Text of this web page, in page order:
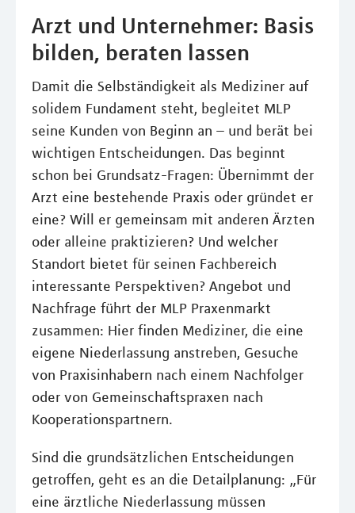
Arzt und Unternehmer: Basis
bilden, beraten lassen
Damit die Selbständigkeit als Mediziner auf
solidem Fundament steht, begleitet MLP
seine Kunden von Beginn an – und berät bei
wichtigen Entscheidungen. Das beginnt
schon bei Grundsatz-Fragen: Übernimmt der
Arzt eine bestehende Praxis oder gründet er
eine? Will er gemeinsam mit anderen Ärzten
oder alleine praktizieren? Und welcher
Standort bietet für seinen Fachbereich
interessante Perspektiven? Angebot und
Nachfrage führt der MLP Praxenmarkt
zusammen: Hier finden Mediziner, die eine
eigene Niederlassung anstreben, Gesuche
von Praxisinhabern nach einem Nachfolger
oder von Gemeinschaftspraxen nach
Kooperationspartnern.
Sind die grundsätzlichen Entscheidungen
getroffen, geht es an die Detailplanung: „Für
eine ärztliche Niederlassung müssen